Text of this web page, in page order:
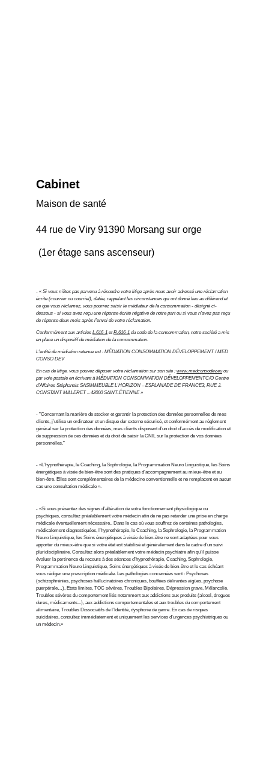
Cabinet
Maison de santé
44 rue de Viry 91390 Morsang sur orge
(1er étage sans ascenseur)
- « Si vous n’êtes pas parvenu à résoudre votre litige après nous avoir adressé une réclamation
écrite (courrier ou courriel), datée, rappelant les circonstances qui ont donné lieu au différend et
ce que vous réclamez, vous pourrez saisir le médiateur de la consommation - désigné ci-
dessous - si vous avez reçu une réponse écrite négative de notre part ou si vous n'avez pas reçu
de réponse deux mois après l’envoi de votre réclamation.
Conformément aux articles L.616-1 et R.616-1 du code de la consommation, notre société a mis
en place un dispositif de médiation de la consommation.
L'entité de médiation retenue est : MÉDIATION CONSOMMATION DÉVELOPPEMENT / MED
CONSO DEV
En cas de litige, vous pouvez déposer votre réclamation sur son site : www.medconsodev.eu ou
par voie postale en écrivant à MÉDIATION CONSOMMATION DÉVELOPPEMENTC/O Centre
d’Affaires Stéphanois SASIMMEUBLE L’HORIZON – ESPLANADE DE FRANCE3, RUE J.
CONSTANT MILLERET – 42000 SAINT-ÉTIENNE »
- "Concernant la manière de stocker et garantir la protection des données personnelles de mes
clients, j’utilise un ordinateur et un disque dur externe sécurisé, et conformément au règlement
général sur la protection des données, mes clients disposent d’un droit d’accès de modification et
de suppression de ces données et du droit de saisir la CNIL sur la protection de vos données
personnelles."
- «L’hypnothérapie, le Coaching, la Sophrologie, la Programmation Neuro Linguistique, les Soins
énergétiques à visée de bien-être sont des pratiques d’accompagnement au mieux-être et au
bien-être. Elles sont complémentaires de la médecine conventionnelle et ne remplacent en aucun
cas une consultation médicale ».
- «Si vous présentez des signes d’altération de votre fonctionnement physiologique ou
psychiques, consultez préalablement votre médecin afin de ne pas retarder une prise en charge
médicale éventuellement nécessaire.. Dans le cas où vous souffrez de certaines pathologies,
médicalement diagnostiquées, l’hypnothérapie, le Coaching, la Sophrologie, la Programmation
Neuro Linguistique, les Soins énergétiques à visée de bien-être ne sont adaptées pour vous
apporter du mieux-être que si votre état est stabilisé et généralement dans le cadre d’un suivi
pluridisciplinaire. Consultez alors préalablement votre médecin psychiatre afin qu’il puisse
évaluer la pertinence du recours à des séances d’hypnothérapie, Coaching, Sophrologie,
Programmation Neuro Linguistique, Soins énergétiques à visée de bien-être et le cas échéant
vous rédiger une prescription médicale. Les pathologies concernées sont : Psychoses
(schizophrénies, psychoses hallucinatoires chroniques, bouffées délirantes aigües, psychose
puerpérale…), Etats limites, TOC sévères, Troubles Bipolaires, Dépression grave, Mélancolie,
Troubles sévères du comportement liés notamment aux addictions aux produits (alcool, drogues
dures, médicaments...), aux addictions comportementales et aux troubles du comportement
alimentaire, Troubles Dissociatifs de l’Identité, dysphorie de genre. En cas de risques
suicidaires, consultez immédiatement et uniquement les services d’urgences psychiatriques ou
un médecin.»